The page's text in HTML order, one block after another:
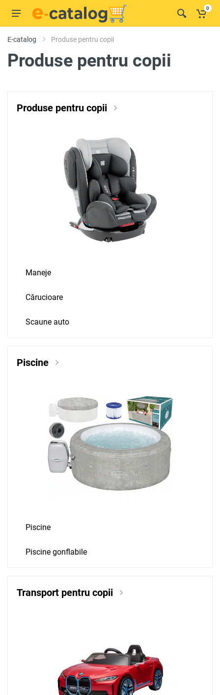
0
E-catalog Produse pentru copii
Produse pentru copii
Produse pentru copii
Maneje
Cărucioare
Scaune auto
Piscine
Piscine
Piscine gonflabile
Transport pentru copii